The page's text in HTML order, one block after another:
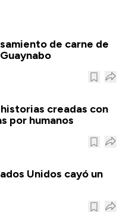
de carne de
creadas con
por humanos
Unidos cayó un